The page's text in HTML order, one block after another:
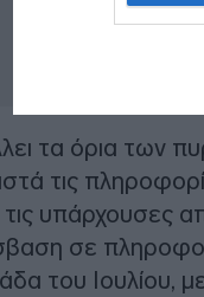
τα όρια των
τις
υπάρχουσες
σε
του Ιουλίου,